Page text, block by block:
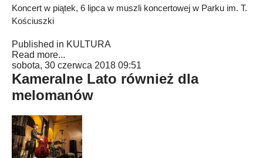
Koncert w piątek, 6 lipca w muszli koncertowej w Parku im. T.
Kościuszki
Published in KULTURA
Read more...
sobota, 30 czerwca 2018 09:51
Kameralne Lato również dla
melomanów